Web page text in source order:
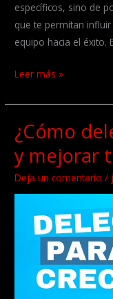
específicos, sino de
que te permitan
equipo hacia el éxito.
Descubre
10
cualidades
exclusivas
de
un
líder
Leer más »
¿Cómo
y mejorar
Deja un comentario /